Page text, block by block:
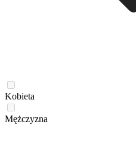
Kobieta
Mężczyzna